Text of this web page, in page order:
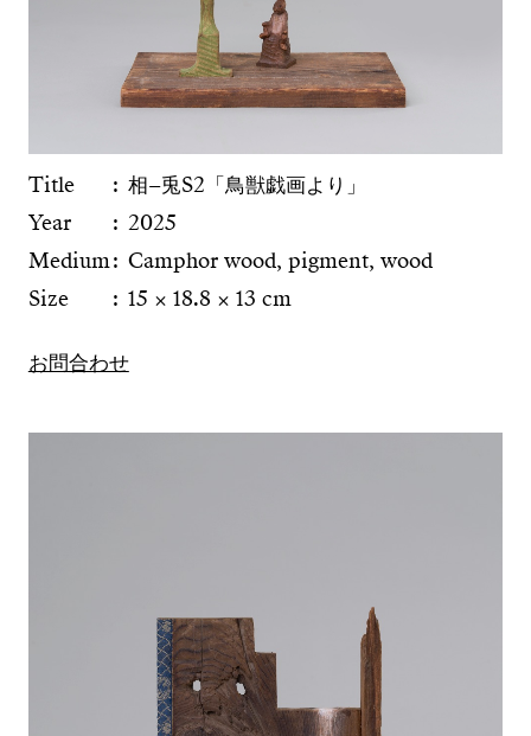
Title
相–兎S2「鳥獣戯画より」
Year
2025
Medium Camphor wood, pigment, wood
Size
15 × 18.8 × 13 cm
お問合わせ